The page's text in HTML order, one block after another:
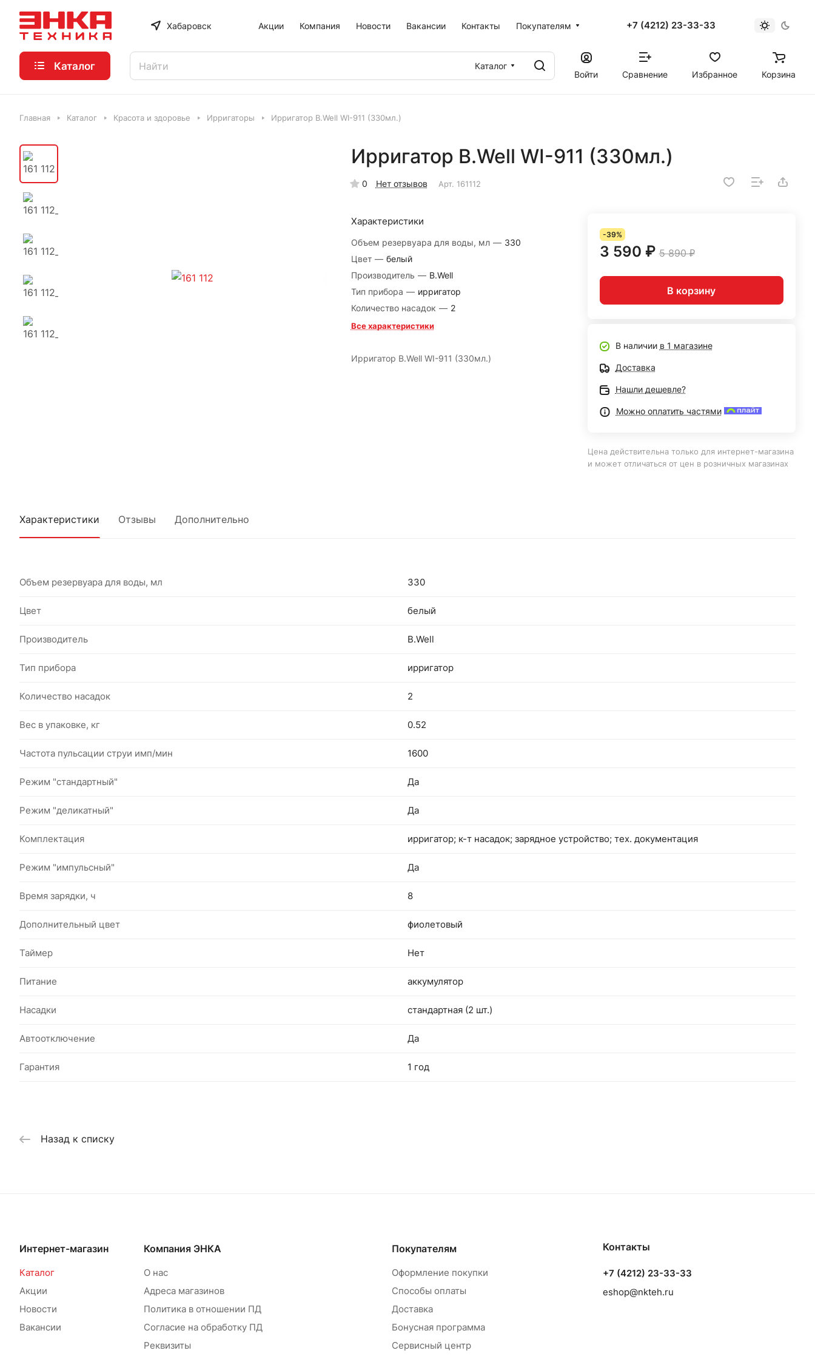
Хабаровск Акции Компания Новости Вакансии Контакты Покупателям +7 (4212) 23-33-33
Каталог
Каталог
Войти
Сравнение Избранное Корзина
Главная Каталог Красота и здоровье Ирригаторы Ирригатор B.Well WI-911 (330мл.)
Ирригатор B.Well WI-911 (330мл.)
0 Нет отзывов Арт. 161112
Характеристики
Объем резервуара для воды, мл — 330
Цвет — белый
Производитель — B.Well
Тип прибора — ирригатор
Количество насадок — 2
Все характеристики
Ирригатор B.Well WI-911 (330мл.)
-39%
3 590 ₽ 5 890 ₽
В корзину
В наличии в 1 магазине
Доставка
Нашли дешевле?
Можно оплатить частями
Цена действительна только для интернет-магазина
и может отличаться от цен в розничных магазинах
Характеристики Отзывы Дополнительно
Объем резервуара для воды, мл 330
Цвет белый
Производитель B.Well
Тип прибора ирригатор
Количество насадок 2
Вес в упаковке, кг 0.52
Частота пульсации струи имп/мин 1600
Режим "стандартный" Да
Режим "деликатный" Да
Комплектация ирригатор; к-т насадок; зарядное устройство; тех. документация
Режим "импульсный" Да
Время зарядки, ч 8
Дополнительный цвет фиолетовый
Таймер Нет
Питание аккумулятор
Насадки стандартная (2 шт.)
Автоотключение Да
Гарантия 1 год
Назад к списку
Интернет-магазин
Каталог
Акции
Новости
Вакансии
Компания ЭНКА
О нас
Адреса магазинов
Политика в отношении ПД
Согласие на обработку ПД
Реквизиты
Покупателям
Оформление покупки
Способы оплаты
Доставка
Бонусная программа
Сервисный центр
Контакты
+7 (4212) 23-33-33
eshop@nkteh.ru